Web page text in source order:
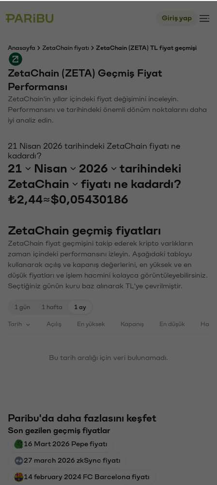
Giriş yap
Anasayfa ZetaChain fiyatı ZetaChain (ZETA) TL fiyat geçmişi
ZetaChain (ZETA) Geçmiş Fiyat
Performansı
ZetaChain'in yıllar içindeki fiyat değişimini inceleyin.
Performansını ve tarihindeki önemli dönüm noktalarını daha
iyi analiz edin.
21 Nisan 2026 tarihindeki ZetaChain fiyatı ne
kadardı?
21 Nisan 2026
tarihindeki
ZetaChain
fiyatı ne kadardı?
₺2,44≈$0,05430186
ZetaChain geçmiş fiyatları
ZetaChain fiyat geçmişini takip ederek kripto varlıkların
zaman içindeki performansını izleyin. Aşağıdaki tabloyu
kullanarak açılış ve kapanış değerlerini, en yüksek ve en
düşük fiyatları ve işlem hacmini kolayca görüntüleyebilirsiniz.
Seçtiğiniz günün kuru baz alınarak TL'ye çevrilmiştir.
1 gün 1 hafta 1 ay
Tarih Açılış En yüksek Kapanış En düşük
Bu tarih aralığı için veri bulunamadı.
Paribu'da daha fazlasını keşfet
Son gezilen geçmiş fiyatlar
16 Mart 2026 Pepe fiyatı
27 march 2026 zkSync fiyatı
14 february 2024 FC Barcelona fiyatı